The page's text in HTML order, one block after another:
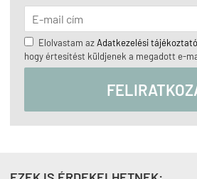
Elolvastam azAdatkezelési
hogy értesítést küldjenek a megadott e-